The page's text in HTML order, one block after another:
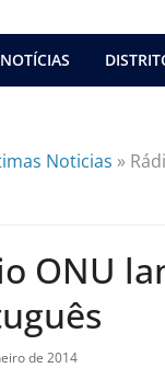
Noticias »
ONU
de 2014